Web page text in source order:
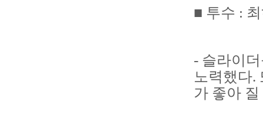
■ 투수 :
- 슬라이
노력했다.
가 좋아